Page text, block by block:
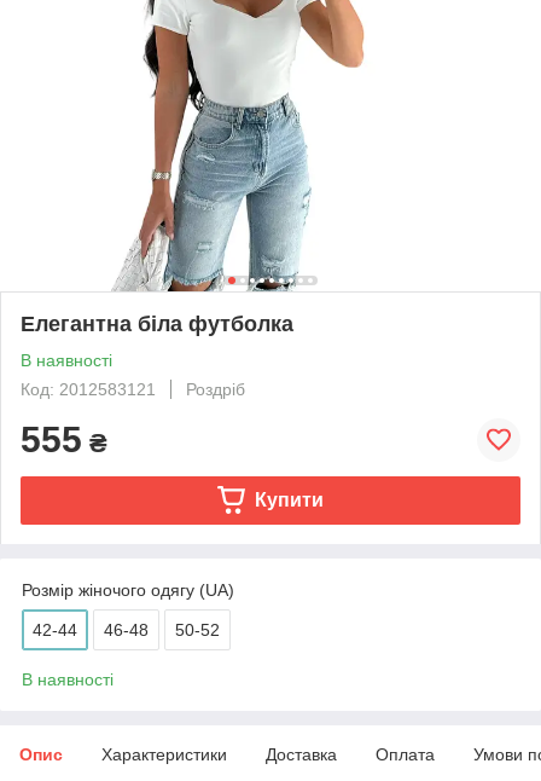
Елегантна біла футболка
В наявності
Код: 2012583121
Роздріб
555 ₴
Купити
Розмір жіночого одягу (UA)
42-44 46-48 50-52
В наявності
Опис Характеристики Доставка Оплата Умови